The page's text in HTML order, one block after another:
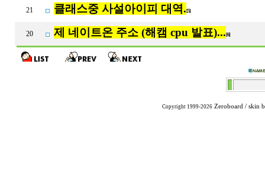
21 클래스중 사설아이피 대역. [5]
20 제 네이트온 주소 (해캠 cpu 발표)... [6]
Copyright 1999-2026 Zeroboard / skin